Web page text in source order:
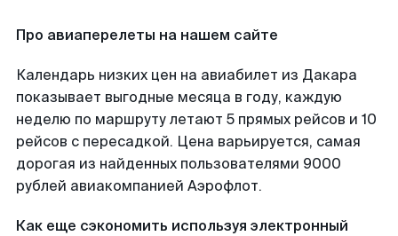
Про авиаперелеты на нашем сайте
Календарь низких цен на авиабилет из Дакара
показывает выгодные месяца в году, каждую
неделю по маршруту летают 5 прямых рейсов и 10
рейсов с пересадкой. Цена варьируется, самая
дорогая из найденных пользователями 9000
рублей авиакомпанией Аэрофлот.
Как еще сэкономить используя электронный